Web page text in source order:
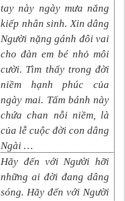
tay này ngày mưa nắng
kiếp nhân sinh. Xin dâng
Người nặng gánh đôi vai
cho đàn em bé nhỏ môi
cười. Tìm thấy trong đời
niềm hạnh phúc của
ngày mai. Tấm bánh này
chứa chan nỗi niềm, là
của lễ cuộc đời con dâng
Ngài …
Hãy đến với Người hỡi
những ai đời đang dâng
sóng. Hãy đến với Người